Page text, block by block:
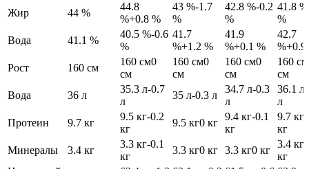
Жир
44 %
44.8
%+0.8 %
43 %-1.7
%
42.8 %-0.2
%
41.8 %
%
Вода
41.1 %
40.5 %-0.6
%
41.7
%+1.2 %
41.9
%+0.1 %
42.7
%+0.9
Рост
160 см
160 см0
см
160 см0
см
160 см0
см
160 см
см
Вода
36 л
35.3 л-0.7
л
35 л-0.3 л
34.7 л-0.3
л
36.1 л
л
Протеин
9.7 кг
9.5 кг-0.2
кг
9.5 кг0 кг
9.4 кг-0.1
кг
9.7 кг
кг
Минералы
3.4 кг
3.3 кг-0.1
кг
3.3 кг0 кг 3.3 кг0 кг
3.4 кг
кг